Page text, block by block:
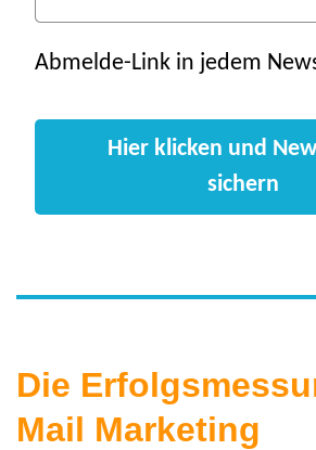
Abmelde-Link in jedem
Hier klicken und
sichern
Die
Mail Marketing